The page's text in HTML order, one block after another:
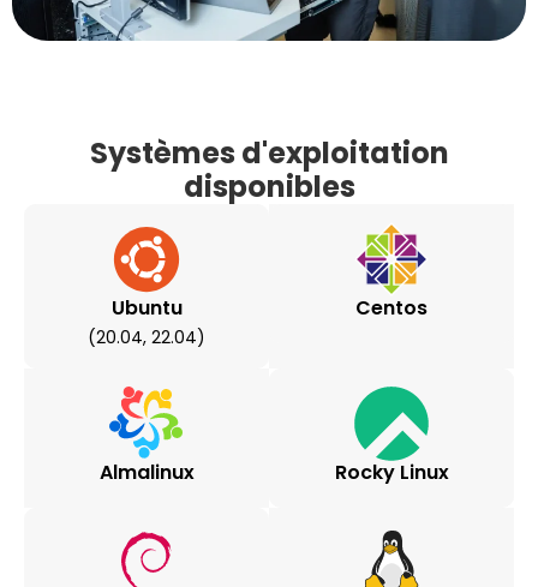
Systèmes d'exploitation
disponibles
Ubuntu
(20.04, 22.04)
Centos
Almalinux Rocky Linux